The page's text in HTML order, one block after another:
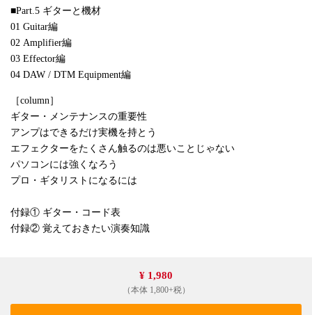
■Part.5 ギターと機材
01 Guitar編
02 Amplifier編
03 Effector編
04 DAW / DTM Equipment編
［column］
ギター・メンテナンスの重要性
アンプはできるだけ実機を持とう
エフェクターをたくさん触るのは悪いことじゃない
パソコンには強くなろう
プロ・ギタリストになるには
付録① ギター・コード表
付録② 覚えておきたい演奏知識
¥ 1,980
（本体 1,800+税）